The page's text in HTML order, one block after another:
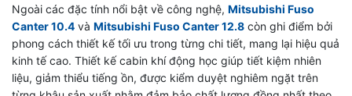
Ngoài các đặc tính nổi bật về công nghệ, Mitsubishi Fuso
Canter 10.4 và Mitsubishi Fuso Canter 12.8 còn ghi điểm bởi
phong cách thiết kế tối ưu trong từng chi tiết, mang lại hiệu quả
kinh tế cao. Thiết kế cabin khí động học giúp tiết kiệm nhiên
liệu, giảm thiểu tiếng ồn, được kiểm duyệt nghiêm ngặt trên